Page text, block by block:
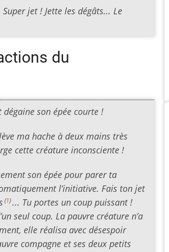
jet ! Jette les dégâts... Le
du
son épée courte !
ma hache à deux mains très
cette créature inconsciente !
son épée pour parer ta
l’initiative. Fais ton jet
(1)... Tu portes un coup puissant !
seul coup. La pauvre créature n’a
elle réalisa avec désespoir
compagne et ses deux petits